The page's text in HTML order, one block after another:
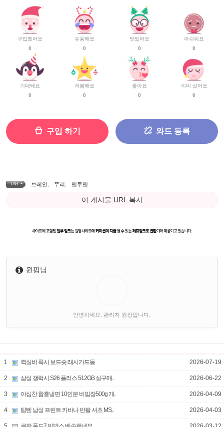
구입했어요
0
기대돼요
0
유용해요
0
저렴해요
0
맛있어요
0
좋아요
0
아쉬워요
0
이미 샀어요
0
구입 하기 와드 등록
TAG • 브레인 쭈리 맨투맨
이 게시물 URL 복사
원팡님
안녕하세요. 관리자 원팡입니다.
1 퀵실버 록시 보드숏 래시가드등 2026-07-19
2 삼성 갤럭시 S26 플러스 512GB 실구매.. 2026-06-22
3 야심찬 함흥냉면 10인분 비빔장500g 개.. 2026-04-09
4 탑텐 남성 프린트 카바나 반팔 셔츠 MS.. 2026-04-03